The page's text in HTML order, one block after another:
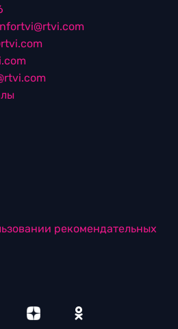
рекомендательных